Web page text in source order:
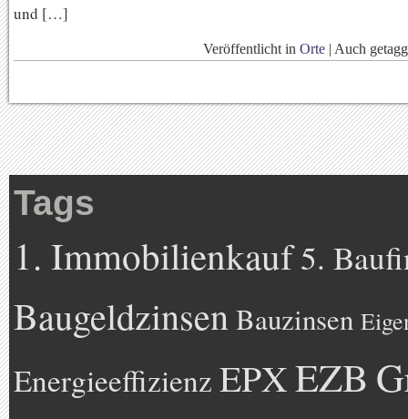
und […]
Veröffentlicht in Orte | Auch
Tags
1. Immobilienkauf5.
BaugeldzinsenBauzinsen
Energieeffizienz EPXEZB